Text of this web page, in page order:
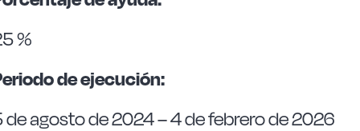
%
de ejecución:
de agosto de 2024 – 4 de febrero de 2026